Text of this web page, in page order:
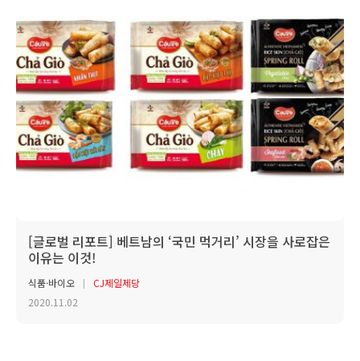
[글로벌 리포트] 베트남의 ‘국민 먹거리’ 시장을 사로잡은
이유는 이것!
식품·바이오
CJ제일제당
2020.11.02